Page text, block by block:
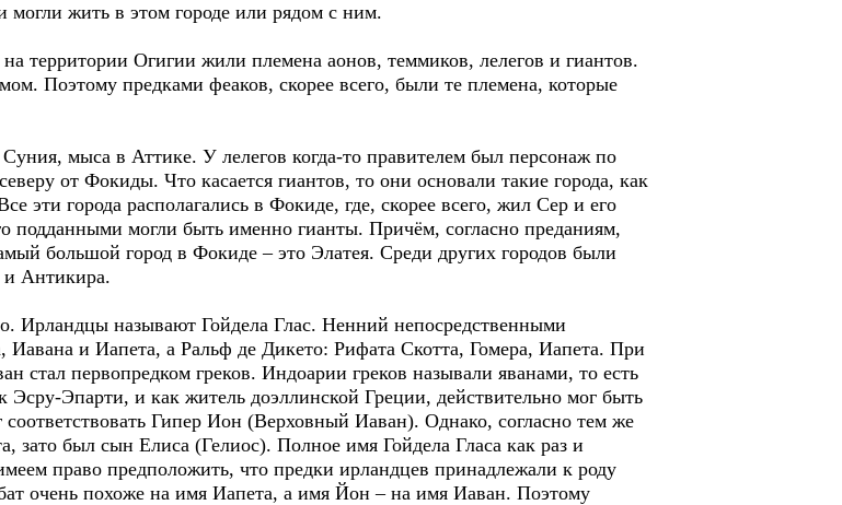
могли жить в этом городе или рядом с ним.
на территории Огигии жили племена аонов, теммиков, лелегов и гиантов.
Поэтому предками феаков, скорее всего, были те племена, которые
мыса в Аттике. У лелегов когда-то правителем был персонаж по
от Фокиды. Что касается гиантов, то они основали такие города, как
эти города располагались в Фокиде, где, скорее всего, жил Сер и его
могли быть именно гианты. Причём, согласно преданиям,
большой город в Фокиде – это Элатея. Среди других городов были
Антикира.
Ирландцы называют Гойдела Глас. Ненний непосредственными
и Иапета, а Ральф де Дикето: Рифата Скотта, Гомера, Иапета. При
стал первопредком греков. Индоарии греков называли яванами, то есть
Эпарти, и как житель доэллинской Греции, действительно мог быть
Гипер Ион (Верховный Иаван). Однако, согласно тем же
зато был сын Елиса (Гелиос). Полное имя Гойдела Гласа как раз и
право предположить, что предки ирландцев принадлежали к роду
очень похоже на имя Иапета, а имя Йон – на имя Иаван. Поэтому